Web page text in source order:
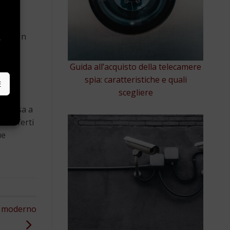
. In
a
offerti
Guida all’acquisto della telecamere
spia: caratteristiche e quali
scegliere